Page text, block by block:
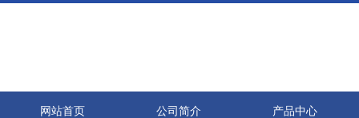
网站首页 公司简介 产品中心